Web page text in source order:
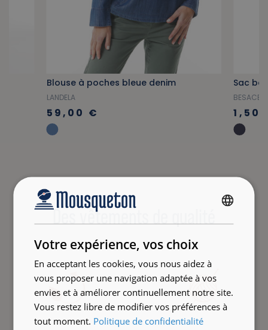
Blouse à poches bleue denim
LANDELA
59,00 €
Sac
BESACE
1,50
Des vêtements de qualité
Votre expérience, vos choix
En acceptant les cookies, vous nous aidez à
vous proposer une navigation adaptée à vos
envies et à améliorer continuellement notre site.
Vous restez libre de modifier vos préférences à
tout moment. Politique de confidentialité